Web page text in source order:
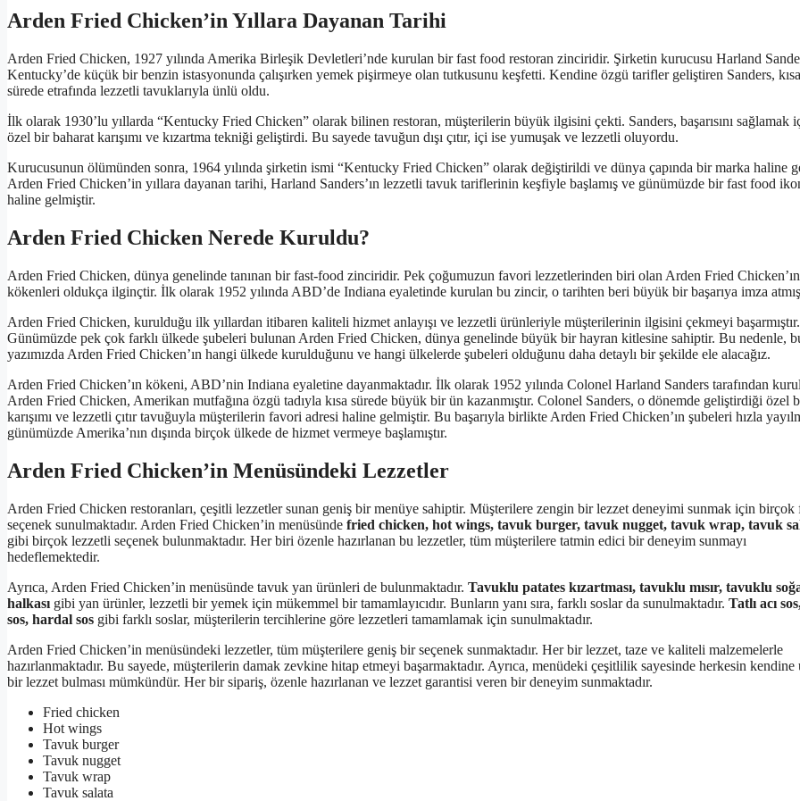
Arden Fried Chicken’in Yıllara Dayanan Tarihi
Arden Fried Chicken, 1927 yılında Amerika Birleşik Devletleri’nde kurulan bir fast food restoran zinciridir. Şirketin kurucusu Harland
Kentucky’de küçük bir benzin istasyonunda çalışırken yemek pişirmeye olan tutkusunu keşfetti. Kendine özgü tarifler geliştiren Sanders, kısa
sürede etrafında lezzetli tavuklarıyla ünlü oldu.
İlk olarak 1930’lu yıllarda “Kentucky Fried Chicken” olarak bilinen restoran, müşterilerin büyük ilgisini çekti. Sanders, başarısını sağlamak
özel bir baharat karışımı ve kızartma tekniği geliştirdi. Bu sayede tavuğun dışı çıtır, içi ise yumuşak ve lezzetli oluyordu.
Kurucusunun ölümünden sonra, 1964 yılında şirketin ismi “Kentucky Fried Chicken” olarak değiştirildi ve dünya çapında bir marka haline
Arden Fried Chicken’in yıllara dayanan tarihi, Harland Sanders’ın lezzetli tavuk tariflerinin keşfiyle başlamış ve günümüzde bir fast food
haline gelmiştir.
Arden Fried Chicken Nerede Kuruldu?
Arden Fried Chicken, dünya genelinde tanınan bir fast-food zinciridir. Pek çoğumuzun favori lezzetlerinden biri olan Arden Fried Chicken’ın
kökenleri oldukça ilginçtir. İlk olarak 1952 yılında ABD’de Indiana eyaletinde kurulan bu zincir, o tarihten beri büyük bir başarıya imza
Arden Fried Chicken, kurulduğu ilk yıllardan itibaren kaliteli hizmet anlayışı ve lezzetli ürünleriyle müşterilerinin ilgisini çekmeyi başarmıştır.
Günümüzde pek çok farklı ülkede şubeleri bulunan Arden Fried Chicken, dünya genelinde büyük bir hayran kitlesine sahiptir. Bu nedenle,
yazımızda Arden Fried Chicken’ın hangi ülkede kurulduğunu ve hangi ülkelerde şubeleri olduğunu daha detaylı bir şekilde ele alacağız.
Arden Fried Chicken’ın kökeni, ABD’nin Indiana eyaletine dayanmaktadır. İlk olarak 1952 yılında Colonel Harland Sanders tarafından
Arden Fried Chicken, Amerikan mutfağına özgü tadıyla kısa sürede büyük bir ün kazanmıştır. Colonel Sanders, o dönemde geliştirdiği özel
karışımı ve lezzetli çıtır tavuğuyla müşterilerin favori adresi haline gelmiştir. Bu başarıyla birlikte Arden Fried Chicken’ın şubeleri hızla
günümüzde Amerika’nın dışında birçok ülkede de hizmet vermeye başlamıştır.
Arden Fried Chicken’in Menüsündeki Lezzetler
Arden Fried Chicken restoranları, çeşitli lezzetler sunan geniş bir menüye sahiptir. Müşterilere zengin bir lezzet deneyimi sunmak için birçok
seçenek sunulmaktadır. Arden Fried Chicken’in menüsünde fried chicken, hot wings, tavuk burger, tavuk nugget, tavuk wrap, tavuk
gibi birçok lezzetli seçenek bulunmaktadır. Her biri özenle hazırlanan bu lezzetler, tüm müşterilere tatmin edici bir deneyim sunmayı
hedeflemektedir.
Ayrıca, Arden Fried Chicken’in menüsünde tavuk yan ürünleri de bulunmaktadır. Tavuklu patates kızartması, tavuklu mısır, tavuklu
halkası gibi yan ürünler, lezzetli bir yemek için mükemmel bir tamamlayıcıdır. Bunların yanı sıra, farklı soslar da sunulmaktadır. Tatlı acı
sos, hardal sos gibi farklı soslar, müşterilerin tercihlerine göre lezzetleri tamamlamak için sunulmaktadır.
Arden Fried Chicken’in menüsündeki lezzetler, tüm müşterilere geniş bir seçenek sunmaktadır. Her bir lezzet, taze ve kaliteli malzemelerle
hazırlanmaktadır. Bu sayede, müşterilerin damak zevkine hitap etmeyi başarmaktadır. Ayrıca, menüdeki çeşitlilik sayesinde herkesin kendine
bir lezzet bulması mümkündür. Her bir sipariş, özenle hazırlanan ve lezzet garantisi veren bir deneyim sunmaktadır.
Fried chicken
Hot wings
Tavuk burger
Tavuk nugget
Tavuk wrap
Tavuk salata